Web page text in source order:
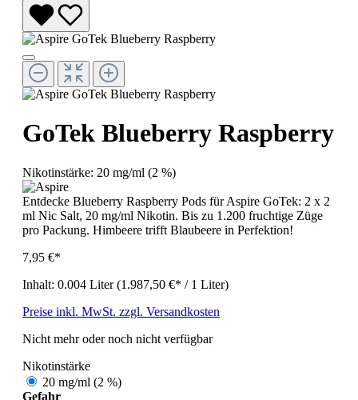
GoTek Blueberry Raspberry
Nikotinstärke: 20 mg/ml (2 %)
Entdecke Blueberry Raspberry Pods für Aspire GoTek: 2 x 2
ml Nic Salt, 20 mg/ml Nikotin. Bis zu 1.200 fruchtige Züge
pro Packung. Himbeere trifft Blaubeere in Perfektion!
7,95 €*
Inhalt: 0.004 Liter(1.987,50 €* / 1 Liter)
Preise inkl. MwSt. zzgl. Versandkosten
Nicht mehr oder noch nicht verfügbar
Nikotinstärke
20 mg/ml (2 %)
Gefahr